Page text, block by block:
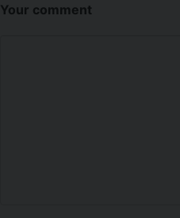
Your comment